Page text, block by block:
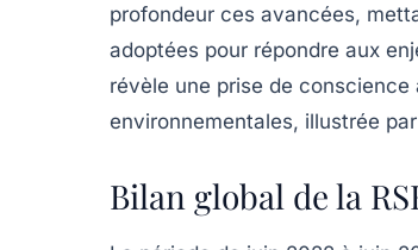
profondeur ces avancées,
adoptées pour répondre aux
révèle une prise de
environnementales, illustrée
Bilan global de la